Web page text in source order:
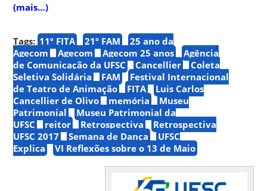
(mais…)
Tags: 11º FITA 21º FAM
25 ano da
Agecom
Agecom Agecom 25 anos
Agência
de Comunicação da UFSC
Cancellier
Coleta
Seletiva Solidária
FAM
Festival Internacional
de Teatro de Animação
FITA
Luis Carlos
Cancellier de Olivo
memória
Museu
Patrimonial
Museu Patrimonial da
UFSC
reitor Retrospectiva
Retrospectiva
UFSC 2017
Semana de Dança
UFSC
Explica
VI Reflexões sobre o 13 de Maio